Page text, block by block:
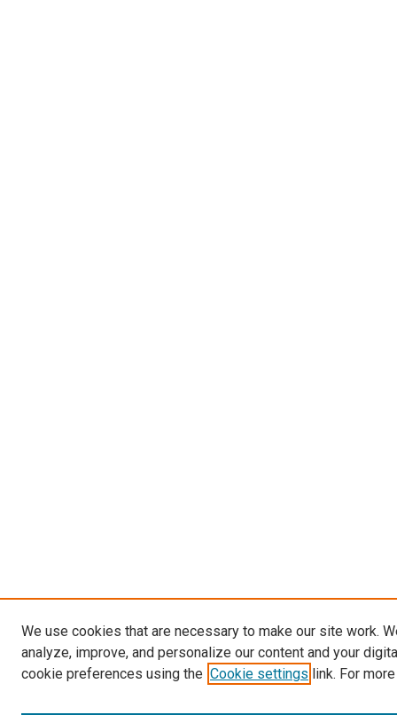
We use cookies that are necessary to make our site work.
analyze, improve, and personalize our content and your
cookie preferences using the Cookie settings link. For